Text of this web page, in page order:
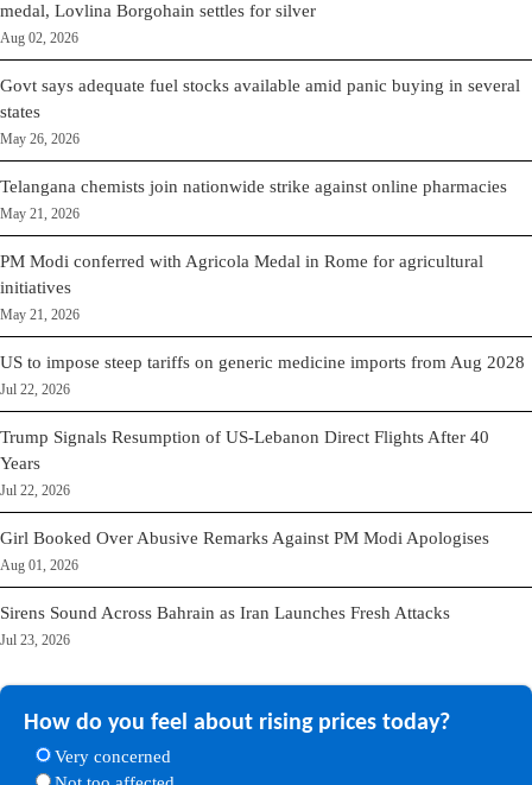
medal, Lovlina Borgohain settles for silver
Aug 02, 2026
Govt says adequate fuel stocks available amid panic buying in several
states
May 26, 2026
Telangana chemists join nationwide strike against online pharmacies
May 21, 2026
PM Modi conferred with Agricola Medal in Rome for agricultural
initiatives
May 21, 2026
US to impose steep tariffs on generic medicine imports from Aug 2028
Jul 22, 2026
Trump Signals Resumption of US-Lebanon Direct Flights After 40
Years
Jul 22, 2026
Girl Booked Over Abusive Remarks Against PM Modi Apologises
Aug 01, 2026
Sirens Sound Across Bahrain as Iran Launches Fresh Attacks
Jul 23, 2026
How do you feel about rising prices today?
Very concerned